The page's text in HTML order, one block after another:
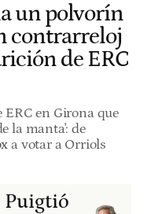
un polvorín
contrarreloj
de ERC
ERC en Girona que
la manta': de
a votar a Orriols
Puigtió